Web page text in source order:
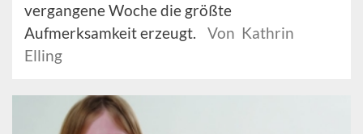
vergangene Woche die größte
Aufmerksamkeit erzeugt.
Von Kathrin
Elling